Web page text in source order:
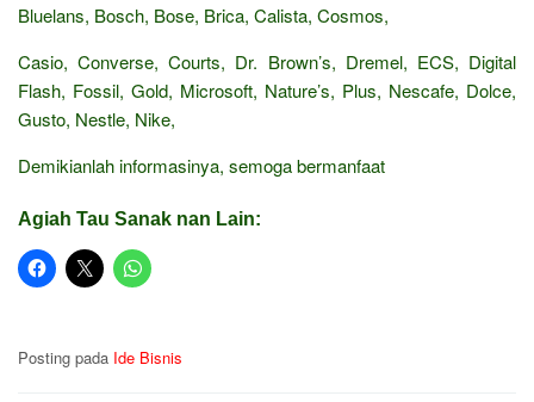
Bluelans, Bosch, Bose, Brica, Calista, Cosmos,
Casio, Converse, Courts, Dr. Brown’s, Dremel, ECS, Digital
Flash, Fossil, Gold, Microsoft, Nature’s, Plus, Nescafe, Dolce,
Gusto, Nestle, Nike,
Demikianlah informasinya, semoga bermanfaat
Agiah Tau Sanak nan Lain:
Posting pada Ide Bisnis